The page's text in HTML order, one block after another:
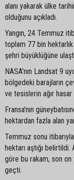
alanı yakarak ülke
olduğunu açıkladı.
Yangın, 24 Temmuz
toplam 77 bin hektarlık
şehri büyüklüğüne
NASA'nın Landsat 9
bölgedeki barajların
ve tesislerin ağır
Fransa'nın
hektardan fazla alan
Temmuz sonu
hektarı aştığı
göre bu rakam, son on
geçti.